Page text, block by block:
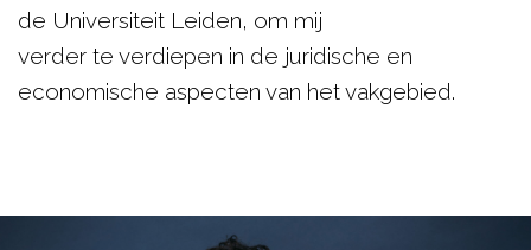
de Universiteit Leiden, om mij
verder te verdiepen in de juridische en
economische aspecten van het vakgebied.